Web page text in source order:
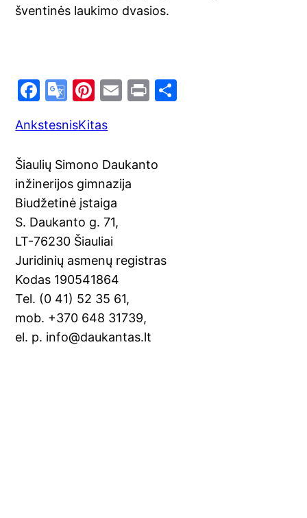
šventinės laukimo dvasios.
F
c
e
b
o
o
k
G
o
gl
e
Tr
a
n
sl
at
e
Pi
er
e
st
E
l
Pr
AnkstesnisKitas
Šiaulių Simono Daukanto
inžinerijos gimnazija
Biudžetinė įstaiga
S. Daukanto g. 71,
LT-76230 Šiauliai
Juridinių asmenų registras
Kodas 190541864
Tel. (0 41) 52 35 61,
mob. +370 648 31739,
el. p. info@daukantas.lt